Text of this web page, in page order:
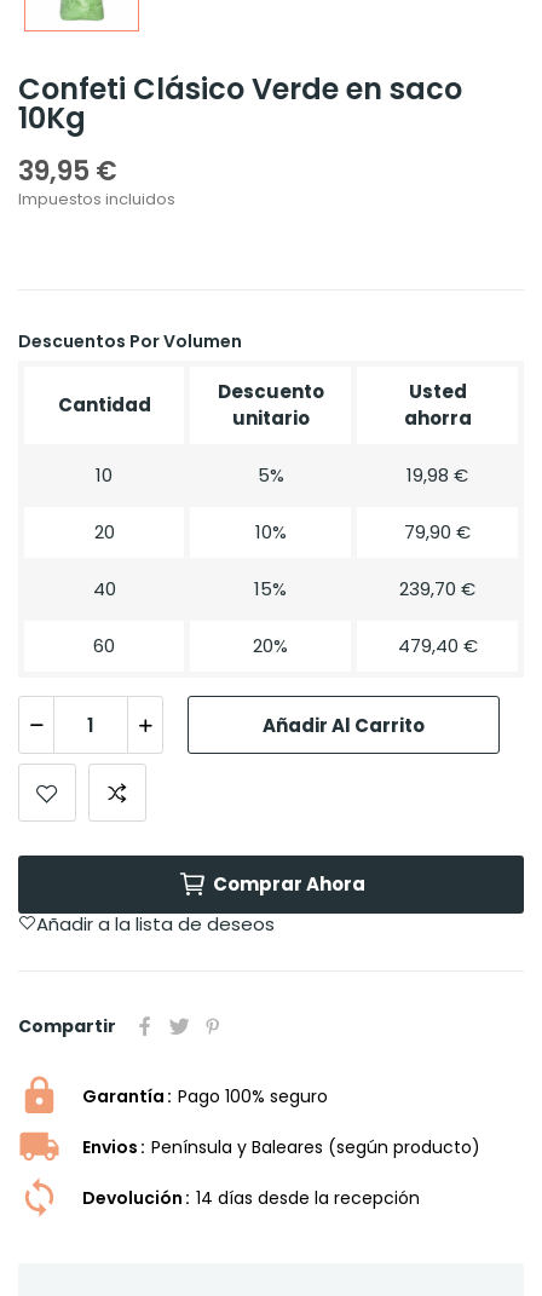
Confeti Clásico Verde en saco
10Kg
39,95 €
Impuestos incluidos
Descuentos Por Volumen
Cantidad
Descuento
unitario
Usted
ahorra
10 5% 19,98 €
20 10% 79,90 €
40 15% 239,70 €
60 20% 479,40 €
Añadir Al Carrito
Comprar Ahora
Añadir a la lista de deseos
Compartir
Garantía Pago 100% seguro
Envios Península y Baleares (según producto)
Devolución 14 dí­as desde la recepción